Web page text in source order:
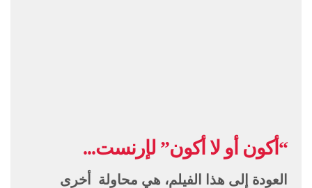
“أكون أو لا أكون” لإرنست...
العودة إلى هذا الفيلم، هي محاولة أخرى